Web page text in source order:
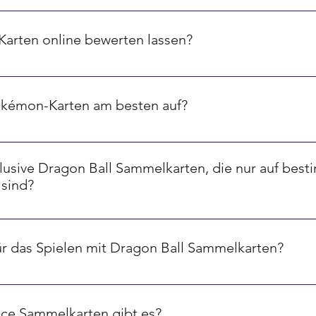
oft durch ein Symbol in der unteren rechten Ecke
online bewerten lassen?
und Tools, die dir helfen können, den Wert deiner
Karten am besten auf?
zu schützen, empfehlen wir die Verwendung von
zu erhalten.
Dragon Ball Sammelkarten, die nur auf
veröffentlichen limitierte oder exklusive Karten, die
das Spielen mit Dragon Ball Sammelkarten?
mit Dragon Ball Sammelkarten? Antwort: Ja, Dragon